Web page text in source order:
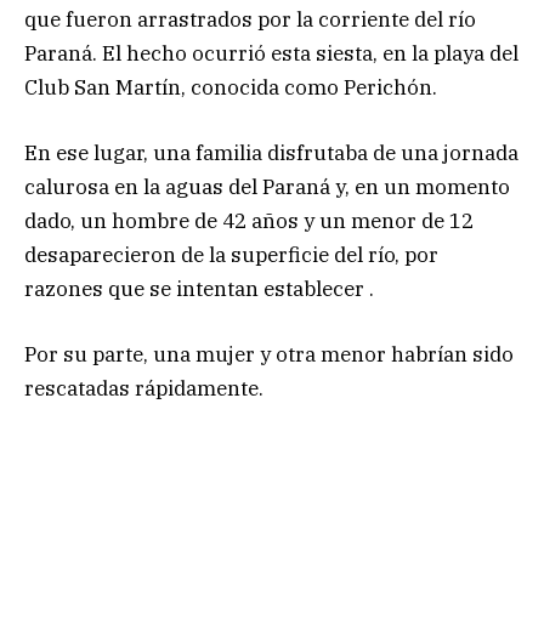
que fueron arrastrados por la corriente del río
Paraná. El hecho ocurrió esta siesta, en la playa del
Club San Martín, conocida como Perichón.
En ese lugar, una familia disfrutaba de una jornada
calurosa en la aguas del Paraná y, en un momento
dado, un hombre de 42 años y un menor de 12
desaparecieron de la superficie del río, por
razones que se intentan establecer .
Por su parte, una mujer y otra menor habrían sido
rescatadas rápidamente.